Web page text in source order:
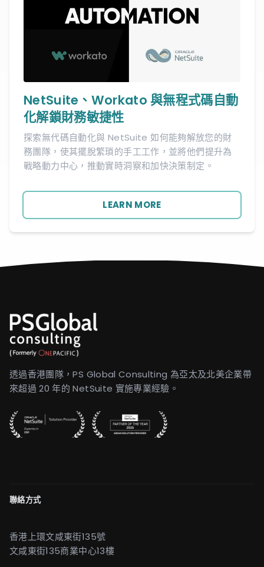
NetSuite、Workato 與無程式碼自動
化解鎖財務敏捷性
探索無代碼自動化與 NetSuite 如何能夠解放您的財
務團隊，使其擺脫繁瑣的手工工作，並將他們提升為
戰略動力中心，推動實時洞察和加快決策制定。
LEARN MORE
透過香港團隊，PS Global Consulting 為亞太及北美企業帶
來超過 20 年的 NetSuite 實施專業經驗。
聯絡方式
香港上環文咸東街135號
文咸東街135商業中心13樓